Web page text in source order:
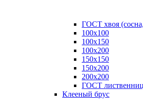
ГОСТ хвоя
100x100
100x150
100x200
150x150
150x200
200x200
ГОСТ
Клееный брус